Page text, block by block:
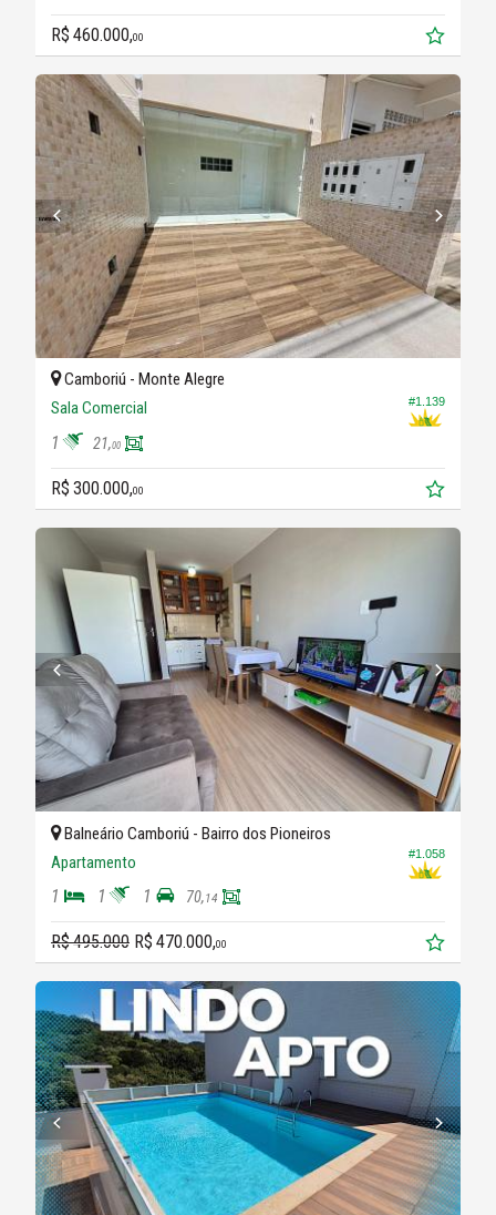
R$ 460.000,00
#1.139
Camboriú - Monte Alegre
Sala Comercial
1 21,00
R$ 300.000,00
#1.058
Balneário Camboriú - Bairro dos Pioneiros
Apartamento
1 1 1 70,14
R$ 495.000 R$ 470.000,00